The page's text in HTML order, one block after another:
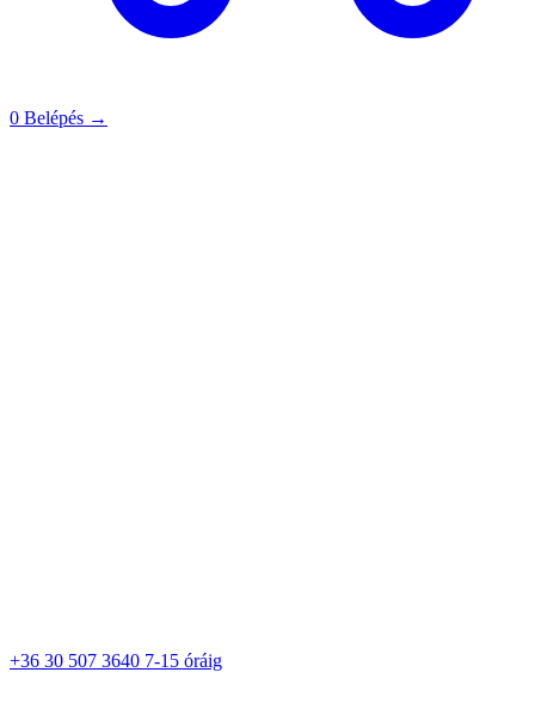
0 Belépés →
+36 30 507 3640 7-15 óráig